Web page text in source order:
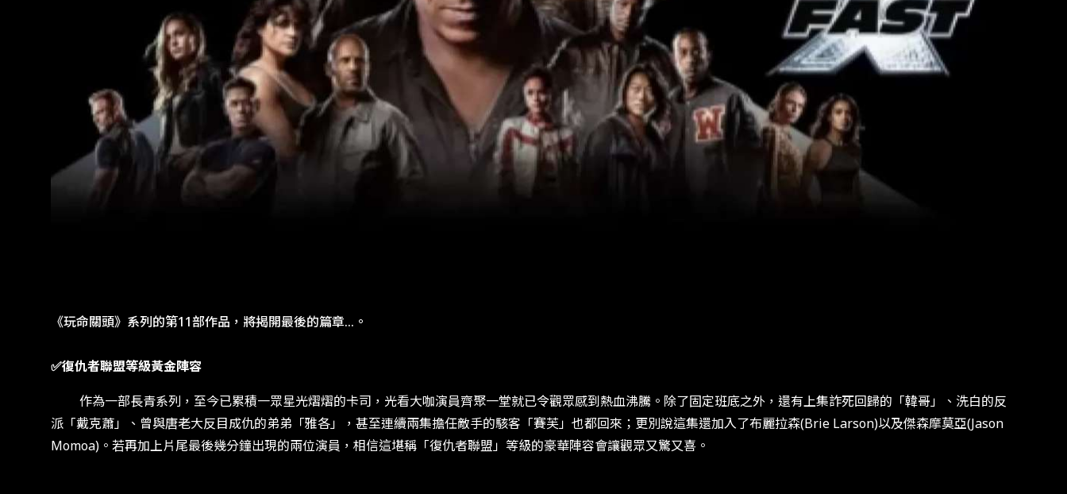
《玩命關頭》系列的第11部作品，將揭開最後的篇章…。
✅復仇者聯盟等級黃金陣容
作為一部長青系列，至今已累積一眾星光熠熠的卡司，光看大咖演員齊聚一堂就已令觀眾感到熱血沸騰。除了固定班底之外，還有上集詐死回歸的「韓哥」、洗白的反
派「戴克蕭」、曾與唐老大反目成仇的弟弟「雅各」，甚至連續兩集擔任敵手的駭客「賽芙」也都回來；更別說這集還加入了布麗拉森(Brie Larson)以及傑森摩莫亞(Jason
Momoa)。若再加上片尾最後幾分鐘出現的兩位演員，相信這堪稱「復仇者聯盟」等級的豪華陣容會讓觀眾又驚又喜。